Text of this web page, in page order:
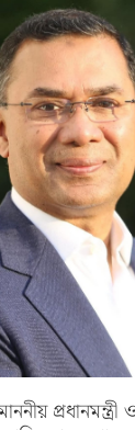
প্রধানমন্ত্রী ও